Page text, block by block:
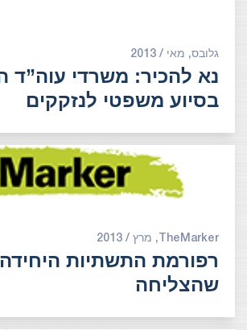
גלובס, מאי / 2013
נא להכיר: משרדי עוה”ד
בסיוע משפטי לנזקקים
TheMarker, מרץ / 2013
רפורמת התשתיות היחידה
שהצליחה